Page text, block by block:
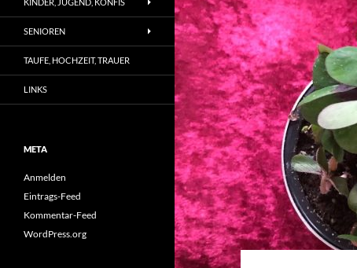
SENIOREN
TAUFE, HOCHZEIT, TRAUER
LINKS
META
Anmelden
Eintrags-Feed
Kommentar-Feed
WordPress.org